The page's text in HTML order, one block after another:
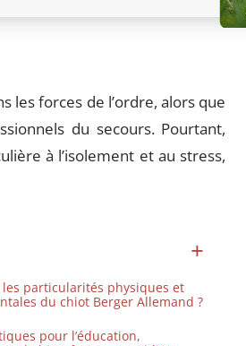
les forces de l’ordre, alors que
du secours. Pourtant,
à l’isolement et au stress,
les particularités physiques et
du chiot Berger Allemand ?
pour l’éducation,